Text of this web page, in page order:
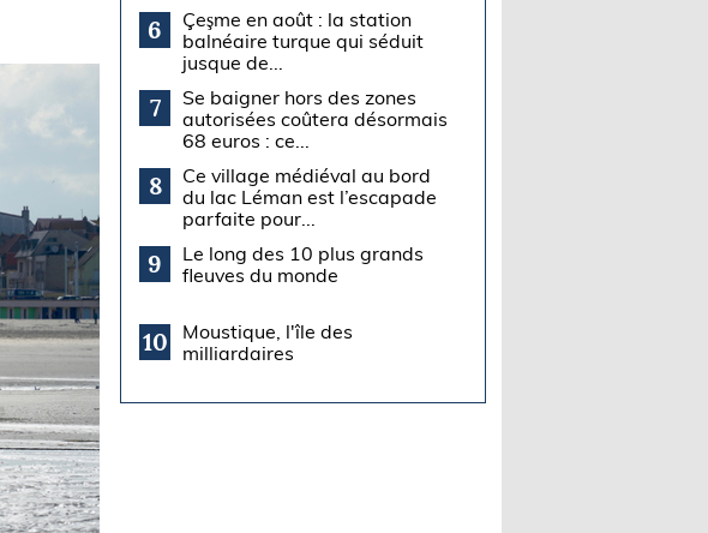
6
Çeşme en août : la station
balnéaire turque qui séduit
jusque de...
7
Se baigner hors des zones
autorisées coûtera désormais
68 euros : ce...
8
Ce village médiéval au bord
du lac Léman est l’escapade
parfaite pour...
9
Le long des 10 plus grands
fleuves du monde
10
Moustique, l'île des
milliardaires